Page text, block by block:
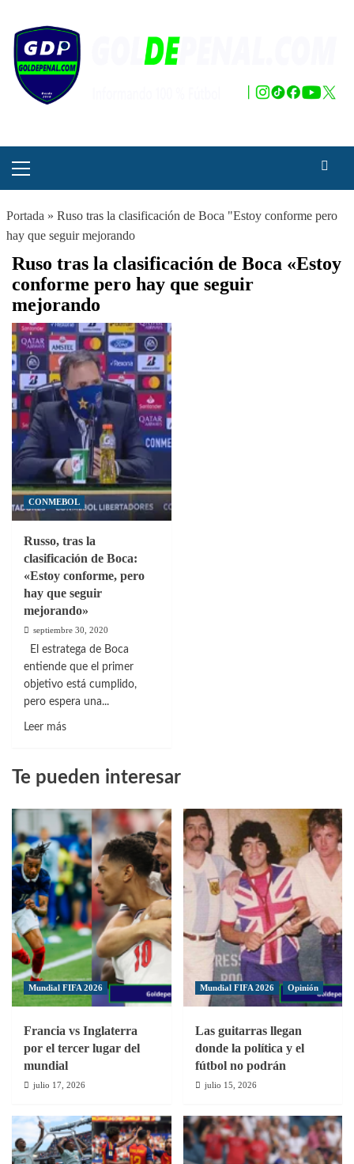
contenido
principal
Portada » Ruso tras la clasificación de Boca "Estoy conforme pero
hay que seguir mejorando
Ruso tras la clasificación de Boca «Estoy
conforme pero hay que seguir
mejorando
CONMEBOL
Russo, tras la
clasificación de Boca:
«Estoy conforme, pero
hay que seguir
mejorando»
septiembre 30, 2020
El estratega de Boca
entiende que el primer
objetivo está cumplido,
pero espera una...
Leer másLeer
Russo,
la
clasificación
de
Boca:
«Estoy
conforme,
pero
hay
que
seguir
mejorando»
Te pueden interesar
Mundial FIFA 2026
Francia vs Inglaterra
por el tercer lugar del
mundial
julio 17, 2026
Mundial FIFA 2026 Opinión
Las guitarras llegan
donde la política y el
fútbol no podrán
julio 15, 2026